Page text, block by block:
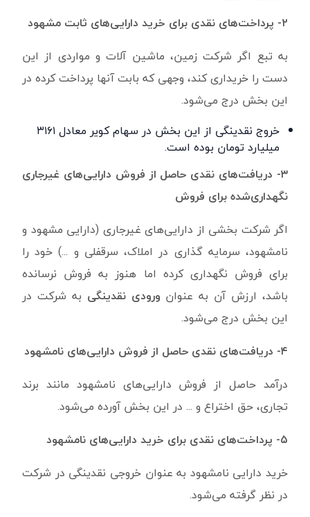
۲- پرداخت‌های نقدی برای خرید دارایی‌های ثابت مشهود
به تبع اگر شرکت زمین، ماشین آلات و مواردی از این
دست را خریداری کند، وجهی که بابت آنها پرداخت کرده در
این بخش درج می‌شود.
خروج نقدینگی از این بخش در سهام کویر معادل ۳۱۶۱
میلیارد تومان بوده است.
۳- دریافت‌های نقدی حاصل از فروش دارایی‌های غیرجاری
نگهداری‌شده برای فروش
اگر شرکت بخشی از دارایی‌های غیرجاری (دارایی مشهود و
نامشهود، سرمایه گذاری در املاک، سرقفلی و ...) خود را
برای فروش نگهداری کرده اما هنوز به فروش نرسانده
باشد، ارزش آن به عنوان ورودی نقدینگی به شرکت در
این بخش درج می‌شود.
۴- دریافت‌های نقدی حاصل از فروش دارایی‌های نامشهود
درآمد حاصل از فروش دارایی‌های نامشهود مانند برند
تجاری، حق اختراع و ... در این بخش آورده می‌شود.
۵- پرداخت‌های نقدی برای خرید دارایی‌های نامشهود
خرید دارایی نامشهود به عنوان خروجی نقدینگی در شرکت
در نظر گرفته می‌شود.